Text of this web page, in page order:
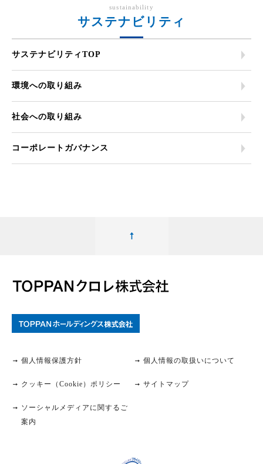
sustainability
サステナビリティ
サステナビリティTOP
環境への取り組み
社会への取り組み
コーポレートガバナンス
個人情報保護方針 個人情報の取扱いについて
クッキー（Cookie）ポリシー サイトマップ
ソーシャルメディアに関するご
案内